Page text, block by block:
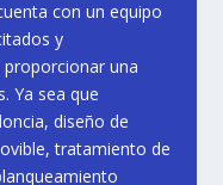
con un equipo
y
una
Ya sea que
diseño de
tratamiento de